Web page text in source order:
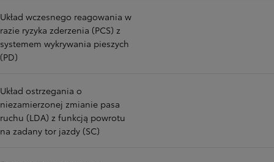
Układ wczesnego reagowania w
razie ryzyka zderzenia (PCS) z
systemem wykrywania pieszych
(PD)
Układ ostrzegania o
niezamierzonej zmianie pasa
ruchu (LDA) z funkcją powrotu
na zadany tor jazdy (SC)